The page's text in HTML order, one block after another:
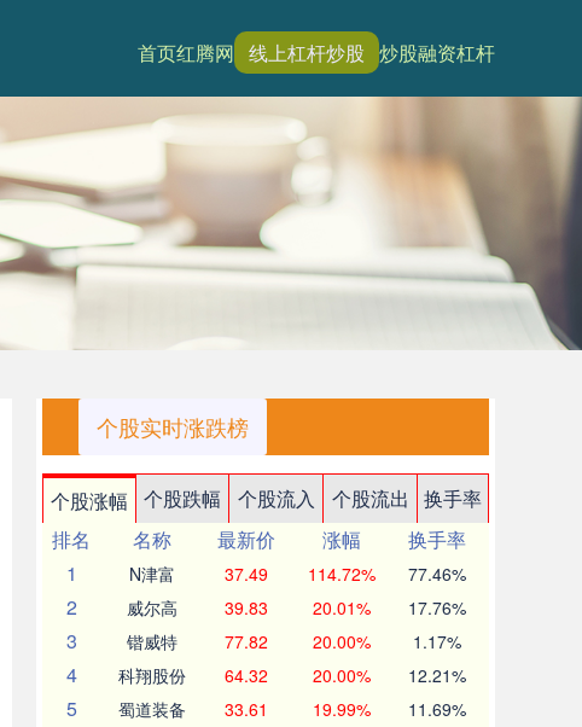
首页红腾网 线上杠杆炒股 炒股融资杠杆
个股实时涨跌榜
个股涨幅 个股跌幅 个股流入 个股流出
换手率
排名
名称 最新价 涨幅
换手率
1
N津富 37.49 114.72% 77.46%
2 威尔高 39.83 20.01% 17.76%
3 锴威特 77.82 20.00% 1.17%
4 科翔股份 64.32 20.00% 12.21%
5 蜀道装备 33.61 19.99% 11.69%